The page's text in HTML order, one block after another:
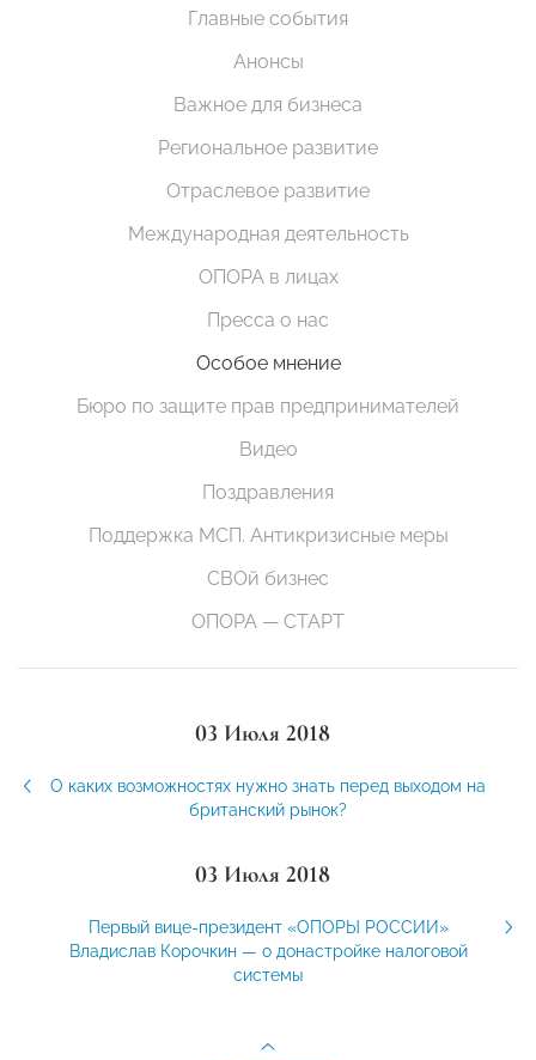
Главные события
Анонсы
Важное для бизнеса
Региональное развитие
Отраслевое развитие
Международная деятельность
ОПОРА в лицах
Пресса о нас
Особое мнение
Бюро по защите прав предпринимателей
Видео
Поздравления
Поддержка МСП. Антикризисные меры
СВОй бизнес
ОПОРА — СТАРТ
03 Июля 2018
О каких возможностях нужно знать перед выходом на
британский рынок?
03 Июля 2018
Первый вице-президент «ОПОРЫ РОССИИ»
Владислав Корочкин — о донастройке налоговой
системы